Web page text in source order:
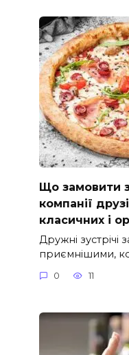
Що замовити
компанії
класичних і
Дружні
приємнішими,
0 11